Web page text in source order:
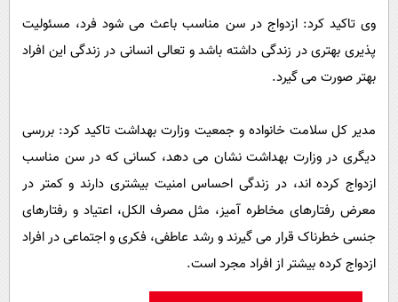
وی تاکید کرد: ازدواج در سن مناسب باعث می شود فرد، مسئولیت
پذیری بهتری در زندگی داشته باشد و تعالی انسانی در زندگی این افراد
بهتر صورت می گیرد.
مدیر کل سلامت خانواده و جمعیت وزارت بهداشت تاکید کرد: بررسی
دیگری در وزارت بهداشت نشان می دهد، کسانی که در سن مناسب
ازدواج کرده اند، در زندگی احساس امنیت بیشتری دارند و کمتر در
معرض رفتارهای مخاطره آمیز، مثل مصرف الکل، اعتیاد و رفتارهای
جنسی خطرناک قرار می گیرند و رشد عاطفی، فکری و اجتماعی در افراد
ازدواج کرده بیشتر از افراد مجرد است.